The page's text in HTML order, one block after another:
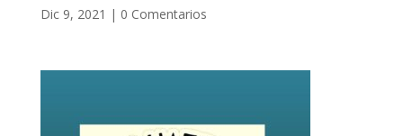
Dic 9, 2021 | 0 Comentarios